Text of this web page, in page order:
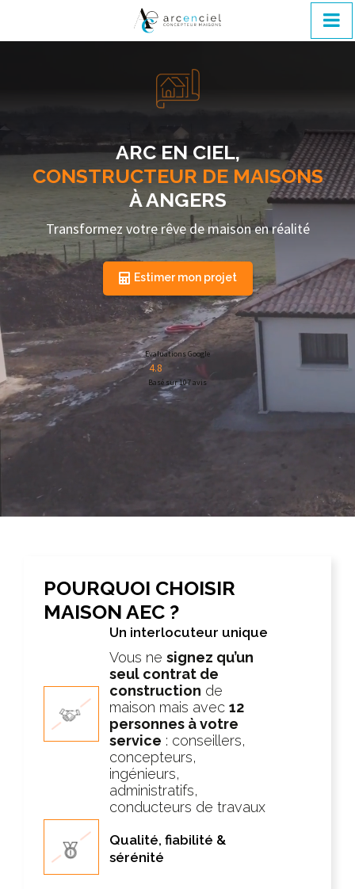
ARC EN CIEL,
CONSTRUCTEUR DE MAISONS
À ANGERS
Transformez votre rêve de maison en réalité
Estimer mon projet
Evaluations Google
4.8
Basé sur107avis
POURQUOI CHOISIR
MAISON AEC ?
Un interlocuteur unique
Vous ne signez qu’un
seul contrat de
construction de
maison mais avec 12
personnes à votre
service : conseillers,
concepteurs,
ingénieurs,
administratifs,
conducteurs de travaux
Qualité, fiabilité &
sérénité